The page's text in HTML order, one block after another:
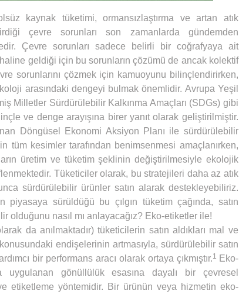
kaynak tüketimi, ormansızlaştırma ve artan atık
çevre sorunları son zamanlarda gündemden
Çevre sorunları sadece belirli bir coğrafyaya ait
geldiği için bu sorunların çözümü de ancak kolektif
sorunlarını çözmek için kamuoyunu bilinçlendirirken,
arasındaki dengeyi bulmak önemlidir. Avrupa Yeşil
Milletler Sürdürülebilir Kalkınma Amaçları (SDGs) gibi
ve denge arayışına birer yanıt olarak geliştirilmiştir.
Döngüsel Ekonomi Aksiyon Planı ile sürdürülebilir
tüm kesimler tarafından benimsenmesi amaçlanırken,
üretim ve tüketim şeklinin değiştirilmesiyle ekolojik
Tüketiciler olarak, bu stratejileri daha az atık
sürdürülebilir ürünler satın alarak destekleyebiliriz.
sürüldüğü bu çılgın tüketim çağında, satın
olduğunu nasıl mı anlayacağız? Eko-etiketler ile!
da anılmaktadır) tüketicilerin satın aldıkları mal ve
endişelerinin artmasıyla, sürdürülebilir satın
bir performans aracı olarak ortaya çıkmıştır.1 Eko-
uygulanan gönüllülük esasına dayalı bir çevresel
etiketleme yöntemidir. Bir ürünün veya hizmetin eko-